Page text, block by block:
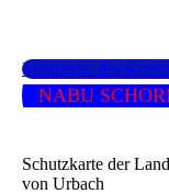
Mitglieder des
NABU
Schutzkarte der
von Urbach